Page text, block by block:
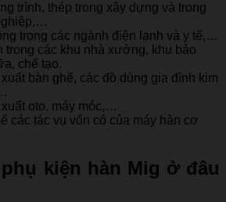
trình, thép trong xây dựng và trong
trong các ngành điện lạnh và y tế,…
trong các khu nhà xưởng, khu bảo
chế tạo.
bàn ghế, các đồ dùng gia đình kim
oto, máy móc,…
các tác vụ vốn có của máy hàn cơ
kiện hàn Mig ở đâu